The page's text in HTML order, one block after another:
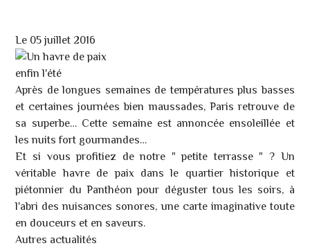
Le 05 juillet 2016
enfin l'été
Après de longues semaines de températures plus basses
et certaines journées bien maussades, Paris retrouve de
sa superbe… Cette semaine est annoncée ensoleillée et
les nuits fort gourmandes…
Et si vous profitiez de notre " petite terrasse " ? Un
véritable havre de paix dans le quartier historique et
piétonnier du Panthéon pour déguster tous les soirs, à
l'abri des nuisances sonores, une carte imaginative toute
en douceurs et en saveurs.
Autres actualités